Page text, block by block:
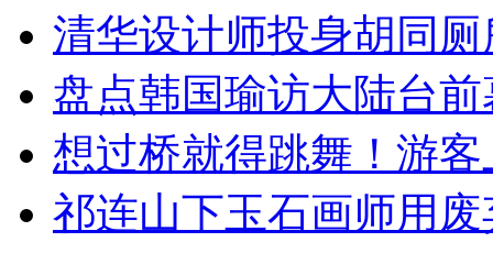
清华设计师投身胡同
盘点韩国瑜访大陆台
想过桥就得跳舞！游客
祁连山下玉石画师用